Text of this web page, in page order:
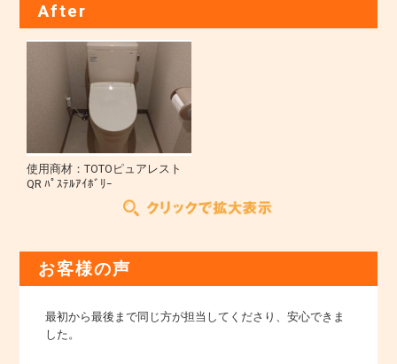
After
使用商材：TOTOピュアレスト
QR ﾊﾟｽﾃﾙｱｲﾎﾞﾘｰ
お客様の声
最初から最後まで同じ方が担当してくださり、安心できま
した。